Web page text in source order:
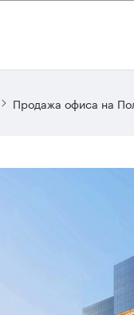
Продажа офиса на